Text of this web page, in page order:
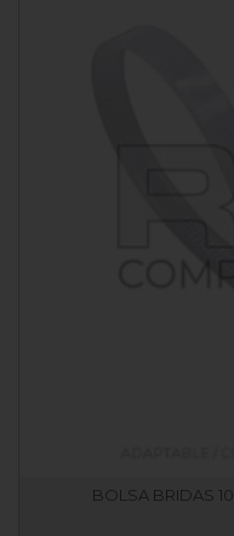
BOLSA BRIDAS